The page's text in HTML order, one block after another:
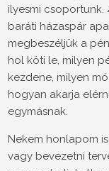
ilyesmi csoportunk.
baráti házaspár
megbeszéljük a
hol köti le, milyen
kezdene, milyen
hogyan akarja
egymásnak.
Nekem honlapom
vagy bevezetni